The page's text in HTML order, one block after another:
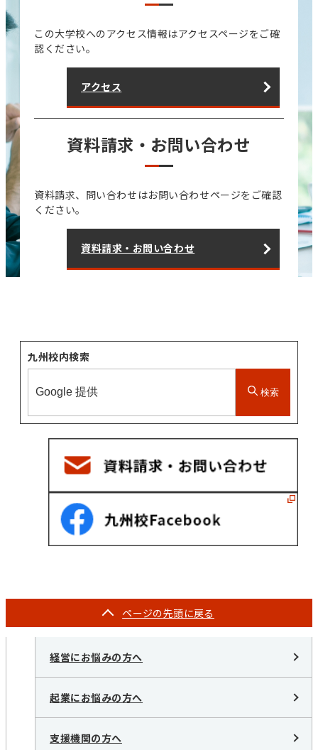
九州校内検索
検索
この大学校へのアクセス情報はアクセスページをご確
認ください。
アクセス
資料請求・お問い合わせ
資料請求、問い合わせはお問い合わせページをご確認
ください。
資料請求・お問い合わせ
ページの先頭に戻る
経営にお悩みの方へ
起業にお悩みの方へ
支援機関の方へ